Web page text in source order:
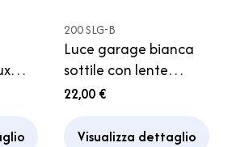
200 SLG-B
Luce garage bianca
sottile con lente
zigrinata
22,00 €
Visualizza dettaglio